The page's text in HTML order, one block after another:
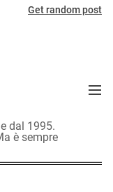
Get random post
dal 1995.
è sempre
M